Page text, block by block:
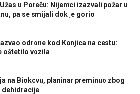
Užas u Poreču: Nijemci izazvali požar u
pa se smijali dok je gorio
odrone kod Konjica na cestu:
oštetilo vozila
na Biokovu, planinar preminuo zbog
dehidracije